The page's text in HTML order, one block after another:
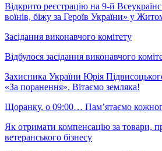
Відкрито реєстрацію на 9-й
воїнів, біжу за Героїв України» у
Засідання виконавчого комітету
Відбулося засідання виконавчого
Захисника України Юрія
«За поранення». Вітаємо земляка!
Щоранку, о 09:00… Пам’ятаємо
Як отримати компенсацію за товари,
ветеранського бізнесу